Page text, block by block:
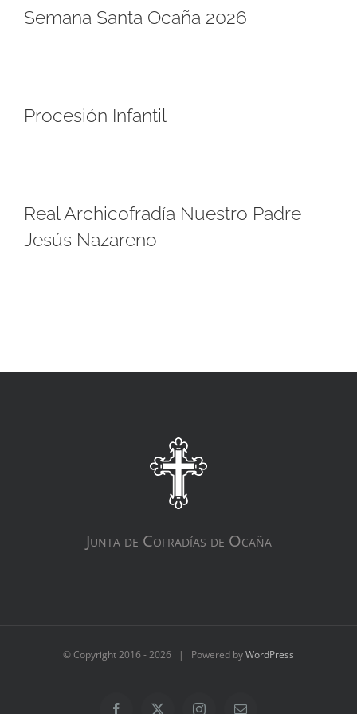
Semana Santa Ocaña 2026
Procesión Infantil
Real Archicofradía Nuestro Padre
Jesús Nazareno
Junta de Cofradías de Ocaña
© Copyright 2016 -2026 | Powered byWordPress